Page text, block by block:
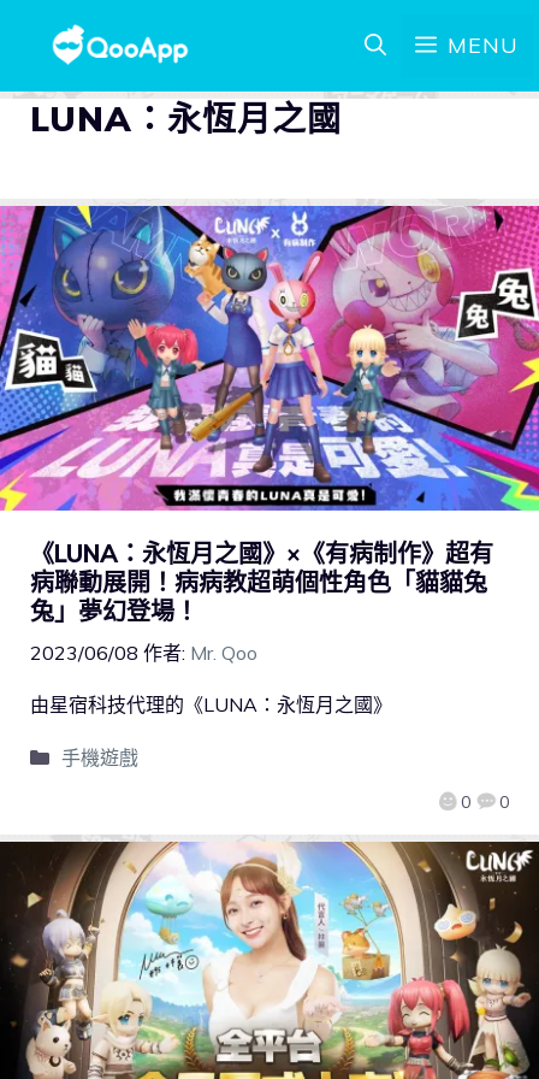
MENU
LUNA：永恆月之國
《LUNA：永恆月之國》×《有病制作》超有
病聯動展開！病病教超萌個性角色「貓貓兔
兔」夢幻登場！
2023/06/08 作者: Mr. Qoo
0 0
由星宿科技代理的《LUNA：永恆月之國》
手機遊戲